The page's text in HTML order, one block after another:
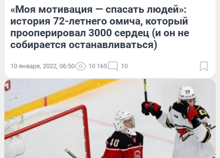
«Моя мотивация — спасать людей»:
история 72-летнего омича, который
прооперировал 3000 сердец (и он не
собирается останавливаться)
10 января, 2022, 06:50 10 165 10